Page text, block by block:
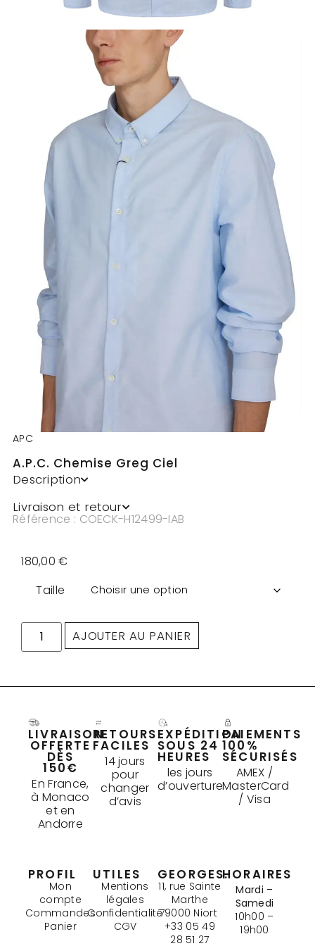
APC
A.P.C. Chemise Greg Ciel
Description
Livraison et retour
Référence : COECK-H12499-IAB
180,00€
Taille
AJOUTER AU PANIER
LIVRAISON
OFFERTE
DÈS
150€
En France,
à Monaco
et en
Andorre
RETOURS
FACILES
14 jours
pour
changer
d’avis
EXPÉDITION
SOUS 24
HEURES
les jours
d’ouverture
PAIEMENTS
100%
SÉCURISÉS
AMEX /
MasterCard
/ Visa
PROFIL
Mon
compte
Commandes
Panier
UTILES
Mentions
légales
Confidentialité
CGV
GEORGES.
11, rue Sainte
Marthe
79000 Niort
+33 05 49
28 51 27
HORAIRES
Mardi –
Samedi
10h00 –
19h00